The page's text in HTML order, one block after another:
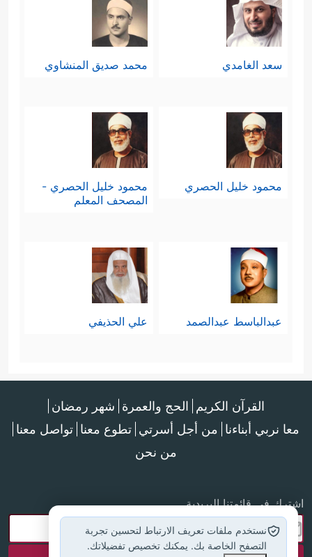
سعد الغامدي محمد صديق المنشاوي
محمود خليل الحصري
محمود خليل الحصري -
المصحف المعلم
عبدالباسط عبدالصمد علي الحذيفي
القرآن الكريم الحج والعمرة شهر رمضان
معا نربي أبناءنا من أجل أسرتي تطوع معنا تواصل معنا
من نحن
اشترك في قائمتنا البريدية
نستخدم ملفات تعريف الارتباط لتحسين تجربة
التصفح الخاصة بك. يمكنك تخصيص تفضيلاتك.